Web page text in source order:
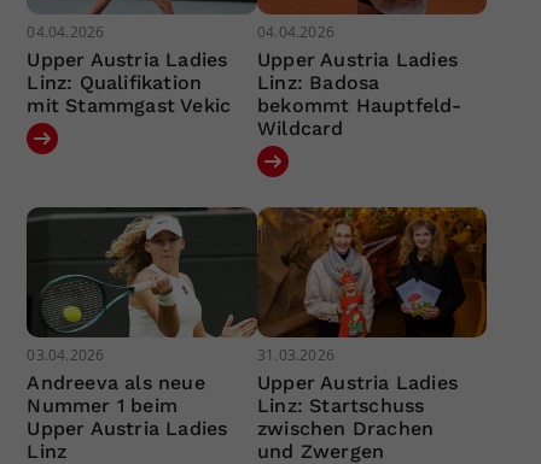
04.04.2026
Upper Austria Ladies
Linz: Qualifikation
mit Stammgast Vekic
04.04.2026
Upper Austria Ladies
Linz: Badosa
bekommt Hauptfeld-
Wildcard
03.04.2026
Andreeva als neue
Nummer 1 beim
Upper Austria Ladies
Linz
31.03.2026
Upper Austria Ladies
Linz: Startschuss
zwischen Drachen
und Zwergen